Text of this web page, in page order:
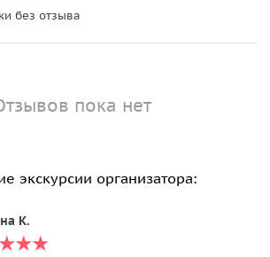
без отзыва
пока нет
экскурсии организатора:
К.